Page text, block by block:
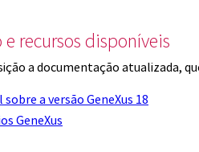
recursos disponíveis
a documentação atualizada,
a versão GeneXus 18
GeneXus